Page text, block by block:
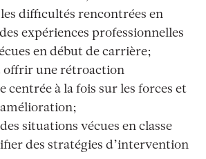
difficultés rencontrées en
expériences professionnelles
en début de carrière;
offrir une rétroaction
centrée à la fois sur les forces et
situations vécues en classe
des stratégies d’intervention